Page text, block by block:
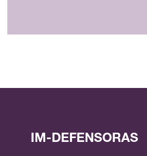
IM-DEFENSORAS